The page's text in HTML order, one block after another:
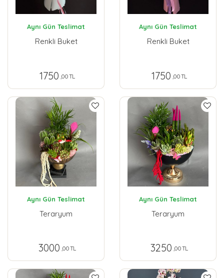
Aynı Gün Teslimat
Renkli Buket
1750 ,00 TL
Aynı Gün Teslimat
Renkli Buket
1750 ,00 TL
Aynı Gün Teslimat
Teraryum
3000 ,00 TL
Aynı Gün Teslimat
Teraryum
3250 ,00 TL